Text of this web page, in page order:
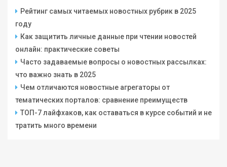
Рейтинг самых читаемых новостных рубрик в 2025
году
Как защитить личные данные при чтении новостей
онлайн: практические советы
Часто задаваемые вопросы о новостных рассылках:
что важно знать в 2025
Чем отличаются новостные агрегаторы от
тематических порталов: сравнение преимуществ
ТОП-7 лайфхаков, как оставаться в курсе событий и не
тратить много времени